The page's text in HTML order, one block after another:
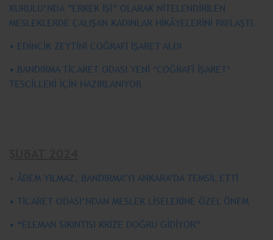
KURULU’NDA ”ERKEK İŞİ” OLARAK NİTELENDİRİLEN
MESLEKLERDE ÇALIŞAN KADINLAR HİKÂYELERİNİ PAYLAŞTI.
• EDİNCİK ZEYTİNİ COĞRAFİ İŞARET ALDI
• BANDIRMA TİCARET ODASI YENİ ‘COĞRAFİ İŞARET’
TESCİLLERİ İÇİN HAZIRLANIYOR
ÂDEM YILMAZ, BANDIRMA’YI ANKARA’DA TEMSİL ETTİ
• TİCARET ODASI’NDAN MESLEK LİSELERİNE ÖZEL ÖNEM
• “ELEMAN SIKINTISI KRİZE DOĞRU GİDİYOR”